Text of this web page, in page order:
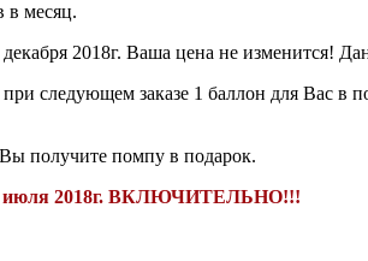
в месяц.
2018г. Ваша цена не изменится!
следующем заказе 1 баллон для Вас в
получите помпу в подарок.
июля 2018г. ВКЛЮЧИТЕЛЬНО!!!